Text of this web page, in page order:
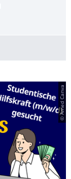
© Amed Canva